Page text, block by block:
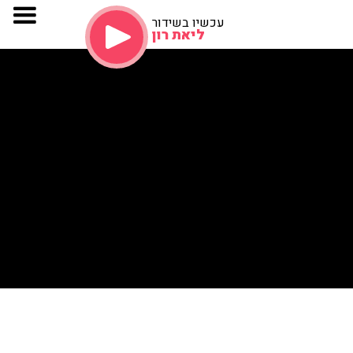
עכשיו בשידור
ליאת רון